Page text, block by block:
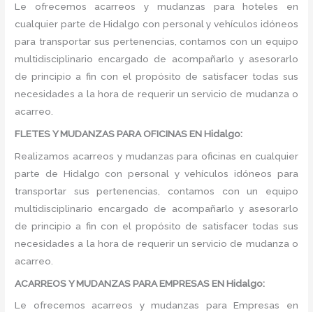
Le ofrecemos acarreos y mudanzas para hoteles en
cualquier parte de Hidalgo con personal y vehículos idóneos
para transportar sus pertenencias, contamos con un equipo
multidisciplinario encargado de acompañarlo y asesorarlo
de principio a fin con el propósito de satisfacer todas sus
necesidades a la hora de requerir un servicio de mudanza o
acarreo.
FLETES Y MUDANZAS PARA OFICINAS EN Hidalgo:
Realizamos acarreos y mudanzas para oficinas en cualquier
parte de Hidalgo con personal y vehículos idóneos para
transportar sus pertenencias, contamos con un equipo
multidisciplinario encargado de acompañarlo y asesorarlo
de principio a fin con el propósito de satisfacer todas sus
necesidades a la hora de requerir un servicio de mudanza o
acarreo.
ACARREOS Y MUDANZAS PARA EMPRESAS EN Hidalgo:
Le ofrecemos acarreos y mudanzas para Empresas en